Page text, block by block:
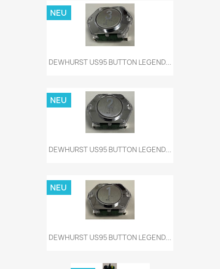
DEWHURST US95 BUTTON LEGEND...
NEU
DEWHURST US95 BUTTON LEGEND...
NEU
DEWHURST US95 BUTTON LEGEND...
NEU